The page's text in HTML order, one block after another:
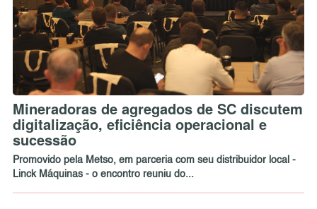
Mineradoras de agregados de SC discutem
digitalização, eficiência operacional e
sucessão
Promovido pela Metso, em parceria com seu distribuidor local -
Linck Máquinas - o encontro reuniu do...